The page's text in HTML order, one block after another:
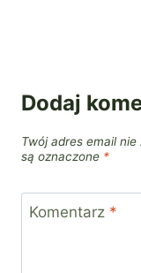
Dodaj
Twój adres email
są oznaczone *
Komentarz *